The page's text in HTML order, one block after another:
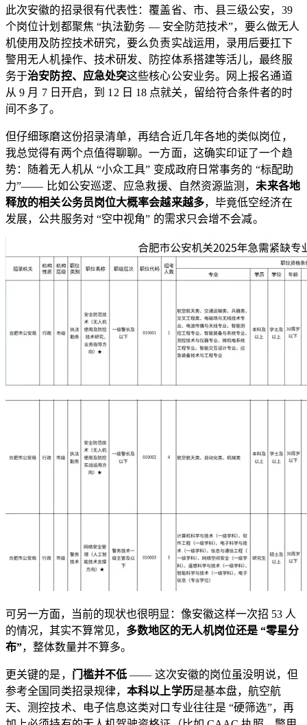
此次安徽的招录很有代表性：覆盖省、市、县三级公安，39
个岗位计划都聚焦 “执法勤务 — 安全防范技术”，要么做无人
机使用及防控技术研究，要么负责实战运用，录用后要扛下
警用无人机操作、技术研发、防控体系搭建等活儿，最终服
务于治安防控、应急处突这些核心公安业务。网上报名通道
从 9 月 7 日开启，到 12 日 18 点就关，留给符合条件者的时
间不多了。
但仔细琢磨这份招录清单，再结合近几年各地的类似岗位，
我总觉得有两个点值得聊聊。一方面，这确实印证了一个趋
势：随着无人机从 “小众工具” 变成政府日常事务的 “标配助
力”—— 比如公安巡逻、应急救援、自然资源监测， 未来各地
释放的相关公务员岗位大概率会越来越多，毕竟低空经济在
发展，公共服务对 “空中视角” 的需求只会增不会减。
可另一方面，当前的现状也很明显：像安徽这样一次招 53 人
的情况，其实不算常见， 多数地区的无人机岗位还是 “零星分
布”，整体数量并不算多。
更关键的是， 门槛并不低—— 这次安徽的岗位虽没明说，但
参考全国同类招录规律，本科以上学历是基本盘，航空航
天、测控技术、电子信息这类对口专业往往是 “硬筛选”，再